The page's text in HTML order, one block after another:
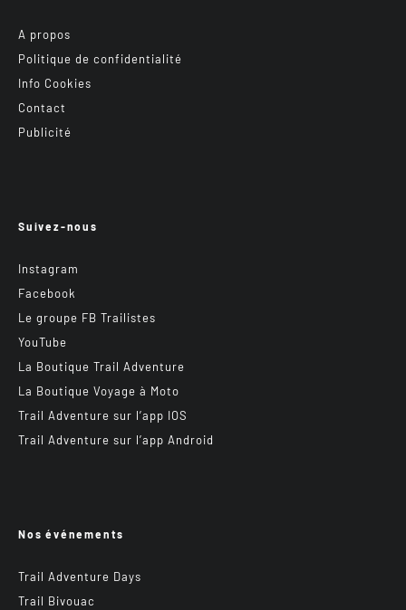
A propos
Politique de confidentialité
Info Cookies
Contact
Publicité
Suivez-nous
Instagram
Facebook
Le groupe FB Trailistes
YouTube
La Boutique Trail Adventure
La Boutique Voyage à Moto
Trail Adventure sur l’app IOS
Trail Adventure sur l’app Android
Nos événements
Trail Adventure Days
Trail Bivouac